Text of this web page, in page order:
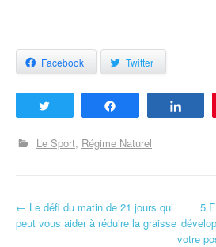
Facebook Twitter
Le Sport Régime Naturel
Navigation d'article
← Le défi du matin de 21 jours qui
peut vous aider à réduire la graisse
5
votre